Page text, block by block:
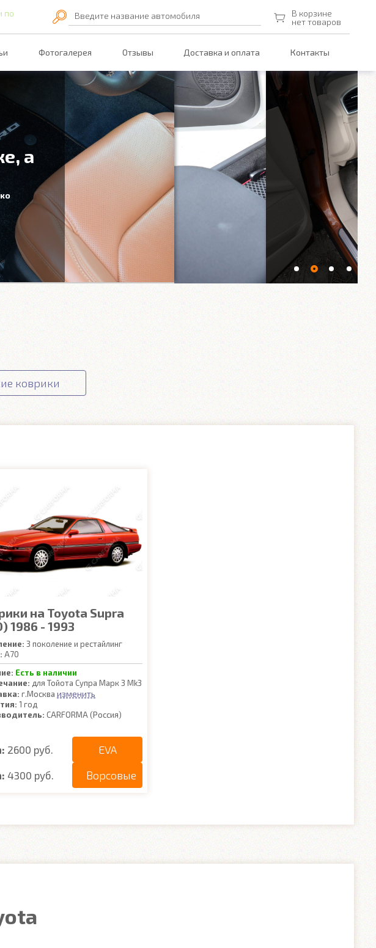
по
Введите название автомобиля
В корзине
нет товаров
Фотогалерея Отзывы Доставка и оплата Контакты
коврики
на Toyota Supra
1986 - 1993
3 поколение и рестайлинг
A70
Есть в наличии
для Тойота Супра Марк 3 Mk3
г.Москва изменить
1 год
CARFORMA (Россия)
2600 руб. EVA
4300 руб. Ворсовые